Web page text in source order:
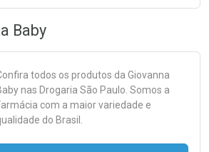
Baby
todos os produtos da Giovanna
nas Drogaria São Paulo. Somos a
com a maior variedade e
do Brasil.